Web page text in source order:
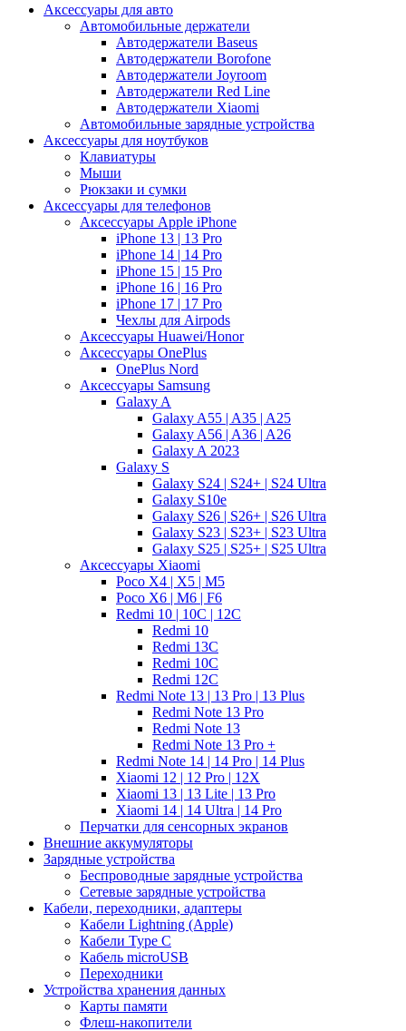
Аксессуары для авто
Автомобильные держатели
Автодержатели Baseus
Автодержатели Borofone
Автодержатели Joyroom
Автодержатели Red Line
Автодержатели Xiaomi
Автомобильные зарядные устройства
Аксессуары для ноутбуков
Клавиатуры
Мыши
Рюкзаки и сумки
Аксессуары для телефонов
Аксессуары Apple iPhone
iPhone 13 | 13 Pro
iPhone 14 | 14 Pro
iPhone 15 | 15 Pro
iPhone 16 | 16 Pro
iPhone 17 | 17 Pro
Чехлы для Airpods
Аксессуары Huawei/Honor
Аксессуары OnePlus
OnePlus Nord
Аксессуары Samsung
Galaxy A
Galaxy A55 | A35 | A25
Galaxy A56 | A36 | A26
Galaxy A 2023
Galaxy S
Galaxy S24 | S24+ | S24 Ultra
Galaxy S10e
Galaxy S26 | S26+ | S26 Ultra
Galaxy S23 | S23+ | S23 Ultra
Galaxy S25 | S25+ | S25 Ultra
Аксессуары Xiaomi
Poco X4 | X5 | M5
Poco X6 | M6 | F6
Redmi 10 | 10C | 12C
Redmi 10
Redmi 13C
Redmi 10C
Redmi 12C
Redmi Note 13 | 13 Pro | 13 Plus
Redmi Note 13 Pro
Redmi Note 13
Redmi Note 13 Pro +
Redmi Note 14 | 14 Pro | 14 Plus
Xiaomi 12 | 12 Pro | 12X
Xiaomi 13 | 13 Lite | 13 Pro
Xiaomi 14 | 14 Ultra | 14 Pro
Перчатки для сенсорных экранов
Внешние аккумуляторы
Зарядные устройства
Беспроводные зарядные устройства
Сетевые зарядные устройства
Кабели, переходники, адаптеры
Кабели Lightning (Apple)
Кабели Type C
Кабель microUSB
Переходники
Устройства хранения данных
Карты памяти
Флеш-накопители